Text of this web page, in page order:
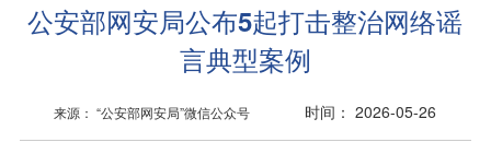
公安部网安局公布5起打击整治网络谣
言典型案例
来源： “公安部网安局”微信公众号 时间： 2026-05-26